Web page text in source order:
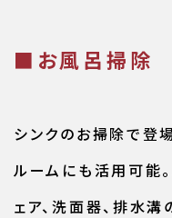
■お風呂掃除
シンクのお掃除で登
ルームにも活用可能
ェア、洗面器、排水